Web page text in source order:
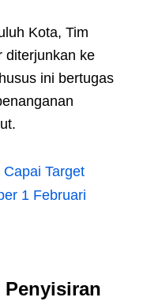
Kota, Tim
diterjunkan ke
ini bertugas
Target
1 Februari
Penyisiran